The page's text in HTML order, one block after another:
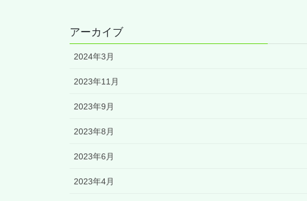
アーカイブ
2024年3月
2023年11月
2023年9月
2023年8月
2023年6月
2023年4月